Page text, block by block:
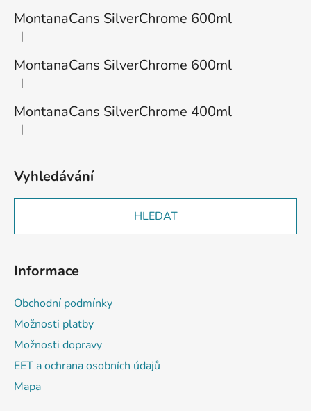
MontanaCans SilverChrome 600ml
Hodnocení produktu je 1 z 5 hvězdiček.
|
MontanaCans SilverChrome 600ml
Hodnocení produktu je 3 z 5 hvězdiček.
|
MontanaCans SilverChrome 400ml
Hodnocení produktu je 2 z 5 hvězdiček.
|
Vyhledávání
HLEDAT
Informace
Obchodní podmínky
Možnosti platby
Možnosti dopravy
EET a ochrana osobních údajů
Mapa